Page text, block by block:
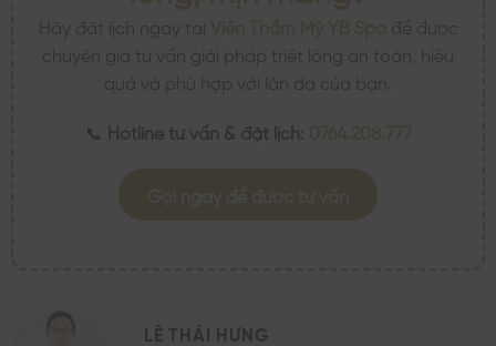
Hãy đặt lịch ngay tại
để được
chuyên gia tư vấn giải pháp triệt lông an toàn, hiệu
quả và phù hợp với làn da của bạn.
📞 Hotline tư vấn & đặt lịch:
LÊ THÁI HƯNG